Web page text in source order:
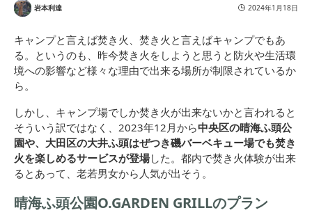
岩本利達 2024年1月18日
キャンプと言えば焚き火、焚き火と言えばキャンプでもあ
る。というのも、昨今焚き火をしようと思うと防火や生活環
境への影響など様々な理由で出来る場所が制限されているか
ら。
しかし、キャンプ場でしか焚き火が出来ないかと言われると
そういう訳ではなく、2023年12月から中央区の晴海ふ頭公
園や、大田区の大井ふ頭はぜつき磯バーベキュー場でも焚き
火を楽しめるサービスが登場した。都内で焚き火体験が出来
るとあって、老若男女から人気が出そう。
晴海ふ頭公園O.GARDEN GRILLのプラン